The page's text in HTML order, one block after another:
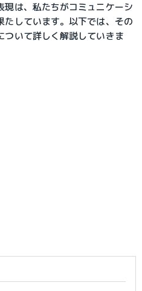
は、私たちがコミュニケーシ
たしています。以下では、その
いて詳しく解説していきま